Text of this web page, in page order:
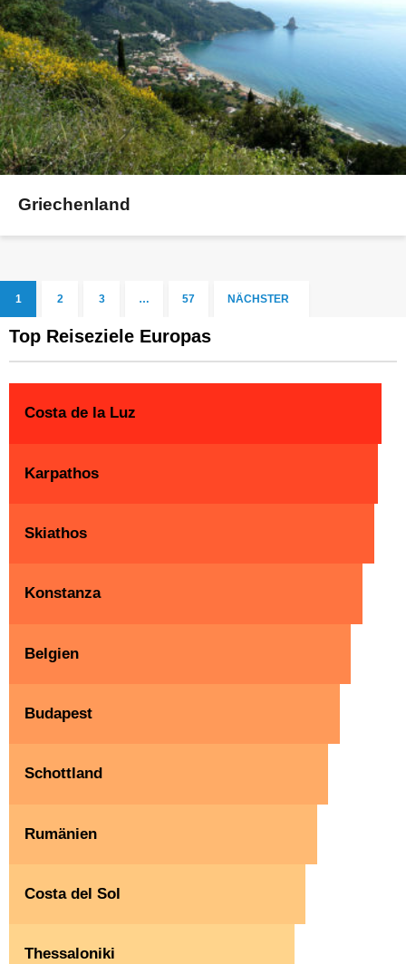
Griechenland
1 2 3 … 57 NÄCHSTER
Top Reiseziele Europas
Costa de la Luz
Karpathos
Skiathos
Konstanza
Belgien
Budapest
Schottland
Rumänien
Costa del Sol
Thessaloniki